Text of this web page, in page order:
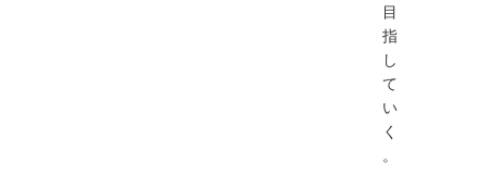
目
指
し
て
い
く
。